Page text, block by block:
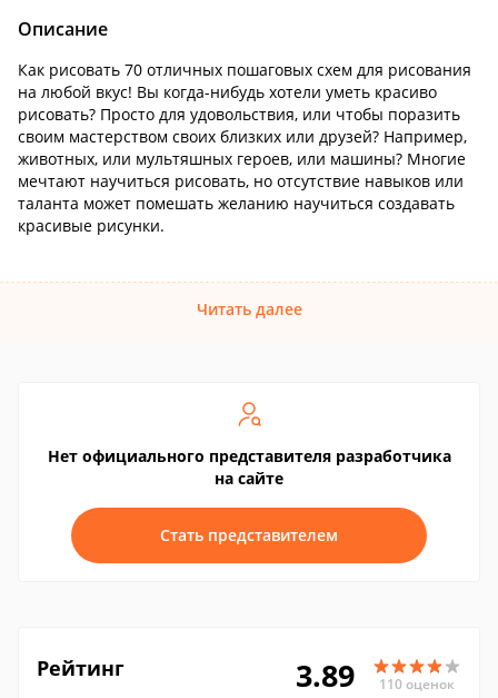
Описание
Как рисовать 70 отличных пошаговых схем для рисования
на любой вкус! Вы когда-нибудь хотели уметь красиво
рисовать? Просто для удовольствия, или чтобы поразить
своим мастерством своих близких или друзей? Например,
животных, или мультяшных героев, или машины? Многие
мечтают научиться рисовать, но отсутствие навыков или
таланта может помешать желанию научиться создавать
красивые рисунки.
Читать далее
Нет официального представителя разработчика
на сайте
Стать представителем
Рейтинг 3.89 110 оценок